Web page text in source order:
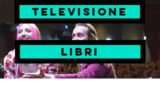
televisione
libri